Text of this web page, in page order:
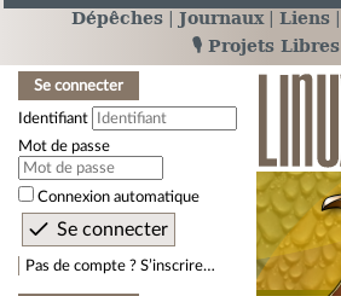
Dépêches Journaux Liens
🎙️ Projets Libres
Se connecter
Identifiant
Mot de passe
Connexion automatique
Pas de compte ? S’inscrire…